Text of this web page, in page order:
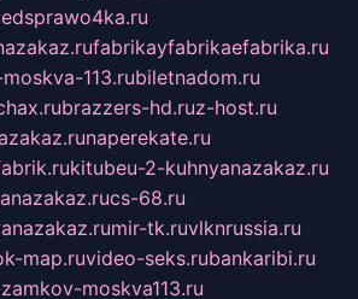
fabrikayfabrikaefabrika.ru
113.rubiletnadom.ru
brazzers-hd.ruz-host.ru
naperekate.ru
kitubeu-2-kuhnyanazakaz.ru
cs-68.ru
mir-tk.ruvlknrussia.ru
map.ruvideo-seks.rubankaribi.ru
moskva113.ru